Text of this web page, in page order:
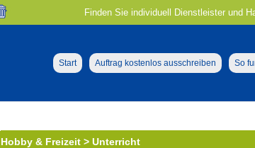
Finden Sie individuell Dienstleister und
Start Auftrag kostenlos ausschreiben So
Hobby & Freizeit > Unterricht